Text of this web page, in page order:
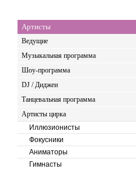
Артисты
Ведущие
Музыкальная программа
Шоу-программа
DJ / Диджеи
Танцевальная программа
Артисты цирка
Иллюзионисты
Фокусники
Аниматоры
Гимнасты